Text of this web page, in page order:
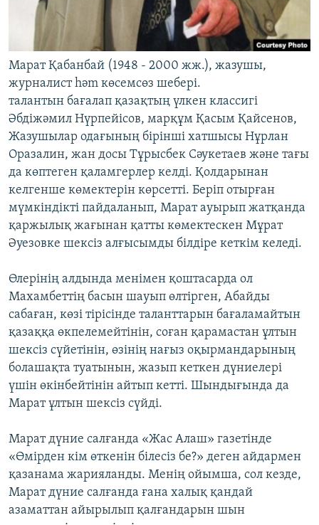
Марат Қабанбай (1948 - 2000 жж.), жазушы,
журналист hәm көсемсөз шебері.
талантын бағалап қазақтың үлкен классигі
Әбдіжәмил Нүрпейісов, марқұм Қасым Қайсенов,
Жазушылар одағының бірінші хатшысы Нұрлан
Оразалин, жан досы Тұрысбек Сәукетаев және тағы
да көптеген қаламгерлер келді. Қолдарынан
келгенше көмектерін көрсетті. Беріп отырған
мүмкіндікті пайдаланып, Марат ауырып жатқанда
қаржылық жағынан қатты көмектескен Мұрат
Әуезовке шексіз алғысымды білдіре кеткім келеді.
Өлерінің алдында менімен қоштасарда ол
Махамбеттің басын шауып өлтірген, Абайды
сабаған, көзі тірісінде таланттарын бағаламайтын
қазаққа өкпелемейтінін, соған қарамастан ұлтын
шексіз сүйетінін, өзінің нағыз оқырмандарының
болашақта туатынын, жазып кеткен дүниелері
үшін өкінбейтінін айтып кетті. Шындығында да
Марат ұлтын шексіз сүйді.
Марат дүние салғанда «Жас Алаш» газетінде
«Өмірден кім өткенін білесіз бе?» деген айдармен
қазанама жарияланды. Менің ойымша, сол кезде,
Марат дүние салғанда ғана халық қандай
азаматтан айырылып қалғандарын шын